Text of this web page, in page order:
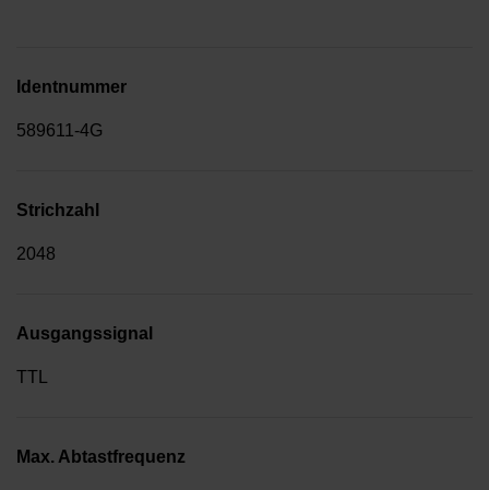
Identnummer
589611-4G
Strichzahl
2048
Ausgangssignal
TTL
Max. Abtastfrequenz